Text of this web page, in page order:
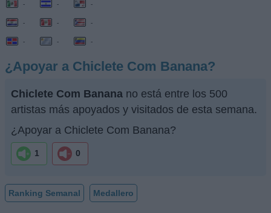
- - -
- - -
- - -
¿Apoyar a Chiclete Com Banana?
Chiclete Com Banana no está entre los 500
artistas más apoyados y visitados de esta semana.
¿Apoyar a Chiclete Com Banana?
1 0
Ranking Semanal Medallero